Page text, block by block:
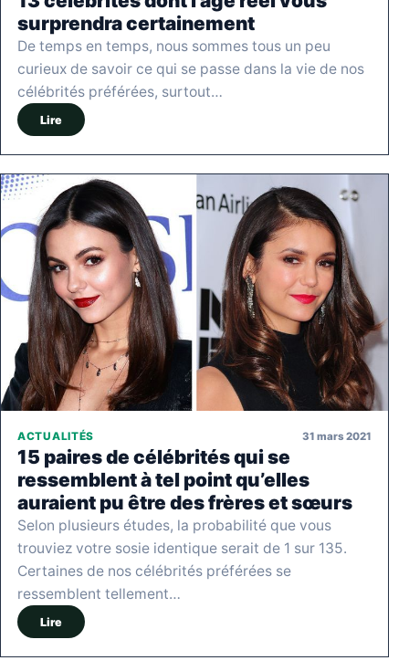
surprendra certainement
De temps en temps, nous sommes tous un peu
curieux de savoir ce qui se passe dans la vie de nos
célébrités préférées, surtout…
Lire
ACTUALITÉS 31 mars 2021
15 paires de célébrités qui se
ressemblent à tel point qu’elles
auraient pu être des frères et sœurs
Selon plusieurs études, la probabilité que vous
trouviez votre sosie identique serait de 1 sur 135.
Certaines de nos célébrités préférées se
ressemblent tellement…
Lire